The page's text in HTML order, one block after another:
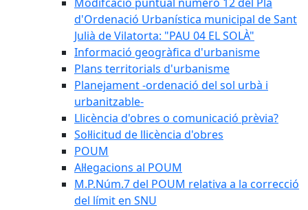
d'Ordenació Urbanística municipal de Sant
Julià de Vilatorta: "PAU 04 EL SOLÀ"
Informació geogràfica d'urbanisme
Plans territorials d'urbanisme
Planejament -ordenació del sol urbà i
urbanitzable-
Llicència d'obres o comunicació prèvia?
Sol·licitud de llicència d'obres
POUM
Al·legacions al POUM
M.P.Núm.7 del POUM relativa a la correcció
del límit en SNU